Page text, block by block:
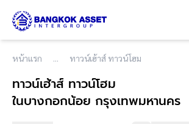
หน้าแรก ทาวน์เฮ้าส์ ทาวน์โฮม
ทาวน์เฮ้าส์ ทาวน์โฮม
ในบางกอกน้อย กรุงเทพมหานคร